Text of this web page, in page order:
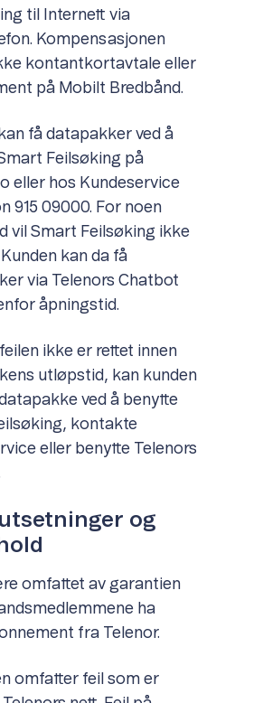
til Internett via
Kompensasjonen
kontantkortavtale eller
på Mobilt Bredbånd.
få datapakker ved å
Feilsøking på
eller hos Kundeservice
915 09000. For noen
vil Smart Feilsøking ikke
kan da få
via Telenors Chatbot
åpningstid.
ikke er rettet innen
utløpstid, kan kunden
ved å benytte
kontakte
eller benytte Telenors
og
omfattet av garantien
ha
fra Telenor.
omfatter feil som er